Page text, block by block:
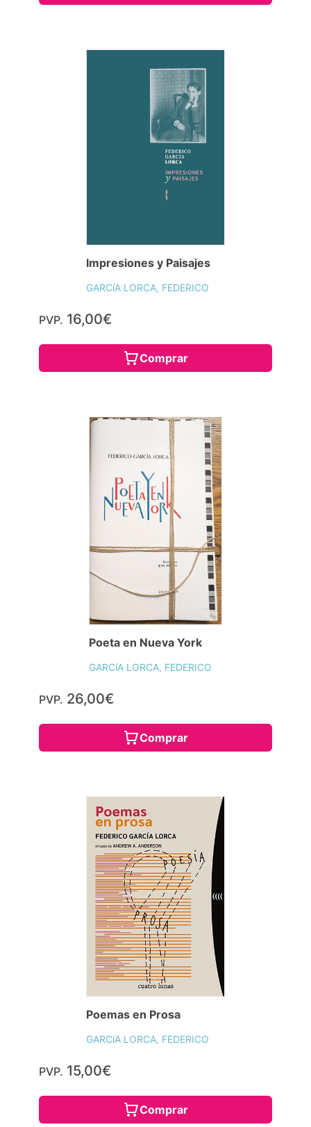
Impresiones y Paisajes
GARCíA LORCA, FEDERICO
PVP. 16,00€
Comprar
Poeta en Nueva York
GARCíA LORCA, FEDERICO
PVP. 26,00€
Comprar
Poemas en Prosa
GARCíA LORCA, FEDERICO
PVP. 15,00€
Comprar